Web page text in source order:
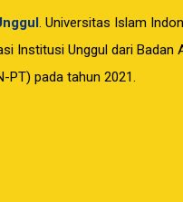
. Universitas Islam
Institusi Unggul dari Badan
PT) pada tahun 2021.